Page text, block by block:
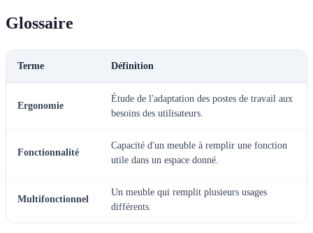
Glossaire
Terme Définition
Ergonomie
Étude de l'adaptation des postes de travail aux
besoins des utilisateurs.
Fonctionnalité
Capacité d'un meuble à remplir une fonction
utile dans un espace donné.
Multifonctionnel
Un meuble qui remplit plusieurs usages
différents.